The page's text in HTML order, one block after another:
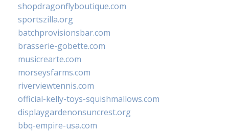
shopdragonflyboutique.com
sportszilla.org
batchprovisionsbar.com
brasserie-gobette.com
musicrearte.com
morseysfarms.com
riverviewtennis.com
official-kelly-toys-squishmallows.com
displaygardenonsuncrest.org
bbq-empire-usa.com